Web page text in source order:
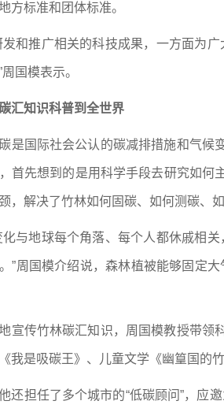
方标准和团体标准。
发和推广相关的科技成果，一方面为
国模表示。
汇知识科普到全世界
是国际社会公认的碳减排措施和气候
首先想到的是用科学手段去研究如何
，解决了竹林如何固碳、如何测碳、
化与地球每个角落、每个人都休戚相
”周国模介绍说，森林植被能够固定
宣传竹林碳汇知识，周国模教授带领
我是吸碳王》、儿童文学《幽篁国的
还担任了多个城市的“低碳顾问”，应